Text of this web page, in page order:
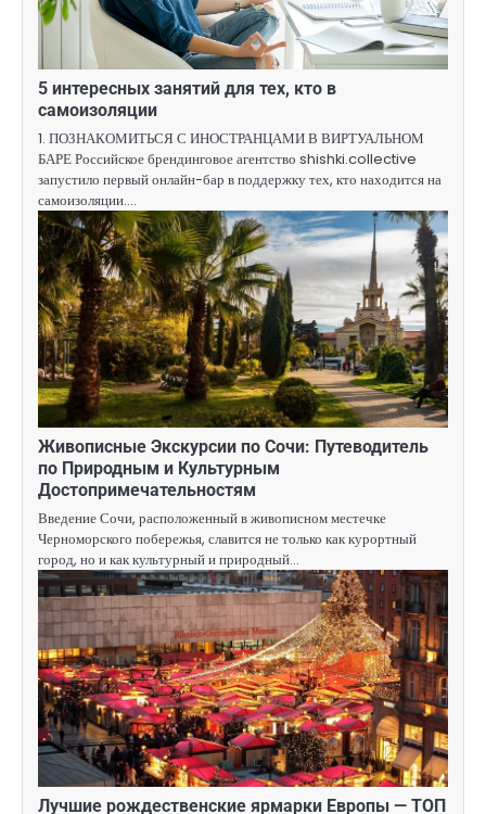
5 интересных занятий для тех, кто в
самоизоляции
1. ПОЗНАКОМИТЬСЯ С ИНОСТРАНЦАМИ В ВИРТУАЛЬНОМ
БАРЕ Российское брендинговое агентство shishki.collective
запустило первый онлайн-бар в поддержку тех, кто находится на
самоизоляции.…
Живописные Экскурсии по Сочи: Путеводитель
по Природным и Культурным
Достопримечательностям
Введение Сочи, расположенный в живописном местечке
Черноморского побережья, славится не только как курортный
город, но и как культурный и природный…
Лучшие рождественские ярмарки Европы — ТОП